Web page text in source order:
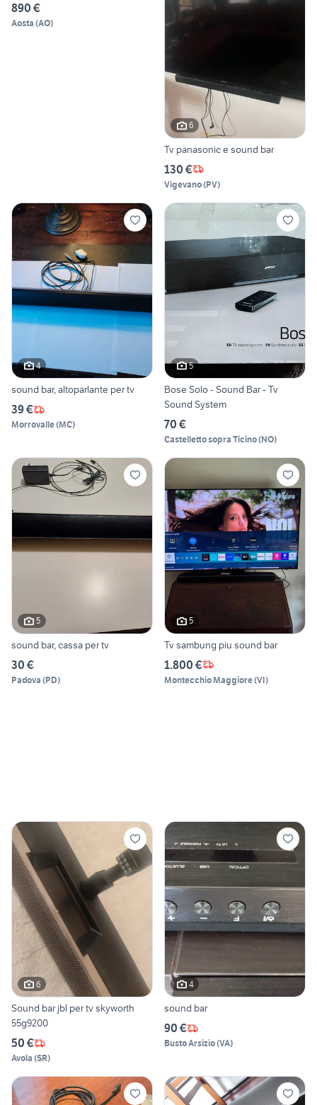
890 €
Aosta (AO)
6
Tv panasonic e sound bar
130 €
Vigevano(PV)
4
sound bar, altoparlante per tv
39 €
Morrovalle(MC)
5
Bose Solo - Sound Bar - Tv
Sound System
70 €
Castelletto sopra Ticino(NO)
5
sound bar, cassa per tv
30 €
Padova (PD)
5
Tv sambung piu sound bar
1.800 €
Montecchio Maggiore(VI)
6
Sound bar jbl per tv skyworth
55g9200
50 €
Avola (SR)
4
sound bar
90 €
Busto Arsizio(VA)